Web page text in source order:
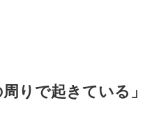
りで起きている」